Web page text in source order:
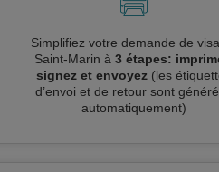
Simplifiez votre demande de
Saint-Marin à 3 étapes:
signez et envoyez (les
d’envoi et de retour sont
automatiquement)